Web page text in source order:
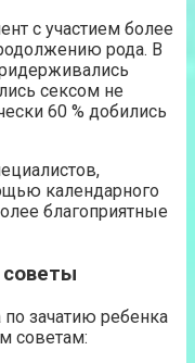
с участием более
рода. В
сексом не
60 % добились
календарного
благоприятные
зачатию ребенка
советам: